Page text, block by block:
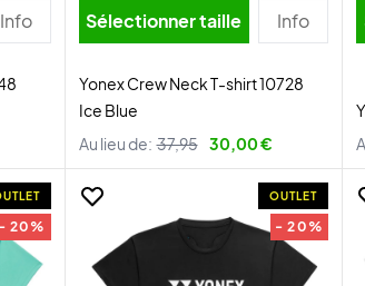
Info Sélectionner taille Info
Yonex Crew Neck T-shirt 10728
Ice Blue
Au lieu de: 37,95 30,00 €
- 20%
OUTLET
- 20%